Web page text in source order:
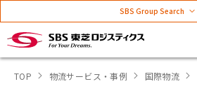
SBS Group Search
TOP 物流サービス・事例 国際物流